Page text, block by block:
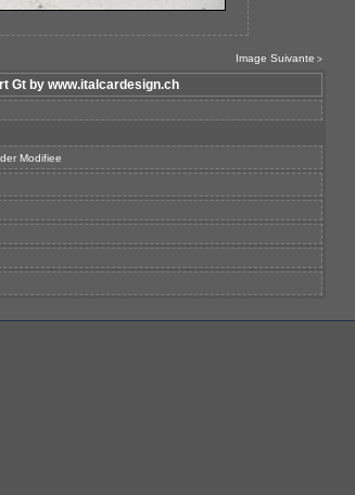
Image Suivante >
Gt by www.italcardesign.ch
Modifiee